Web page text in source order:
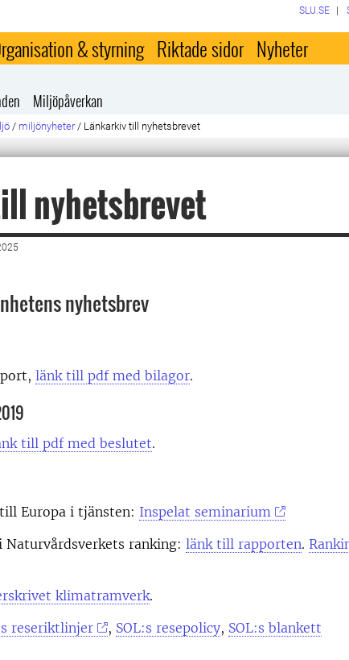
SLU.SE
& styrning Riktade sidor Nyheter
Miljöpåverkan
/ miljönyheter / Länkarkiv till nyhetsbrevet
nyhetsbrevet
nyhetsbrev
länk till pdf med bilagor.
till pdf med beslutet.
Europa i tjänsten: Inspelat seminarium
Naturvårdsverkets ranking: länk till rapporten.
klimatramverk.
reseriktlinjer , SOL:s resepolicy, SOL:s blankett